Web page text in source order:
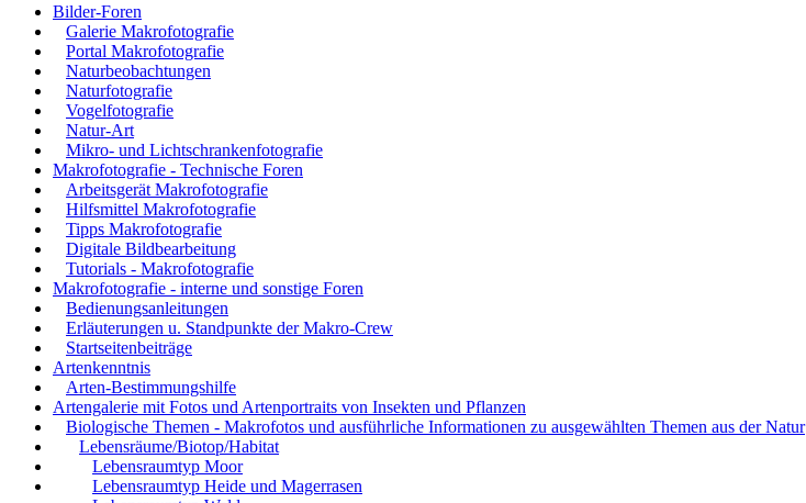
Bilder-Foren
Galerie Makrofotografie
Portal Makrofotografie
Naturbeobachtungen
Naturfotografie
Vogelfotografie
Natur-Art
Mikro- und Lichtschrankenfotografie
Makrofotografie - Technische Foren
Arbeitsgerät Makrofotografie
Hilfsmittel Makrofotografie
Tipps Makrofotografie
Digitale Bildbearbeitung
Tutorials - Makrofotografie
Makrofotografie - interne und sonstige Foren
Bedienungsanleitungen
Erläuterungen u. Standpunkte der Makro-Crew
Startseitenbeiträge
Artenkenntnis
Arten-Bestimmungshilfe
Artengalerie mit Fotos und Artenportraits von Insekten und Pflanzen
Biologische Themen - Makrofotos und ausführliche Informationen zu ausgewählten Themen aus der Natur
Lebensräume/Biotop/Habitat
Lebensraumtyp Moor
Lebensraumtyp Heide und Magerrasen